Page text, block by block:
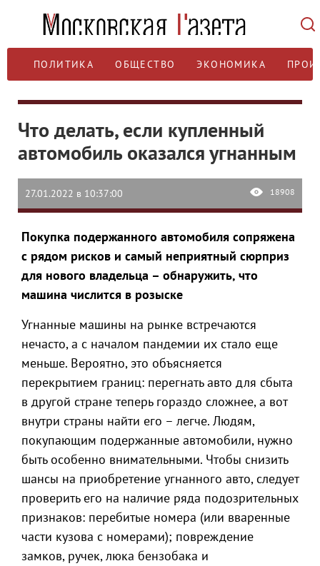
ПОЛИТИКА ОБЩЕСТВО ЭКОНОМИКА
Что делать, если купленный
автомобиль оказался угнанным
27.01.2022 в 10:37:00 18908
Покупка подержанного автомобиля сопряжена
с рядом рисков и самый неприятный сюрприз
для нового владельца – обнаружить, что
машина числится в розыске
Угнанные машины на рынке встречаются
нечасто, а с началом пандемии их стало еще
меньше. Вероятно, это объясняется
перекрытием границ: перегнать авто для сбыта
в другой стране теперь гораздо сложнее, а вот
внутри страны найти его – легче. Людям,
покупающим подержанные автомобили, нужно
быть особенно внимательными. Чтобы снизить
шансы на приобретение угнанного авто, следует
проверить его на наличие ряда подозрительных
признаков: перебитые номера (или вваренные
части кузова с номерами); повреждение
замков, ручек, люка бензобака и